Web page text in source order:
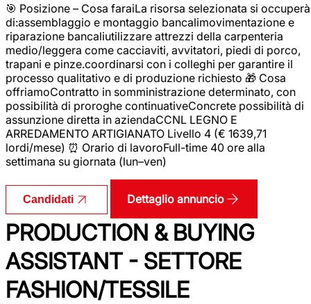
🎯 Posizione – Cosa faraiLa risorsa selezionata si occuperà
di:assemblaggio e montaggio bancalimovimentazione e
riparazione bancaliutilizzare attrezzi della carpenteria
medio/leggera come cacciaviti, avvitatori, piedi di porco,
trapani e pinze.coordinarsi con i colleghi per garantire il
processo qualitativo e di produzione richiesto 🎁 Cosa
offriamoContratto in somministrazione determinato, con
possibilità di proroghe continuativeConcrete possibilità di
assunzione diretta in aziendaCCNL LEGNO E
ARREDAMENTO ARTIGIANATO Livello 4 (€ 1639,71
lordi/mese) ⏰ Orario di lavoroFull-time 40 ore alla
settimana su giornata (lun–ven)
Candidati Dettaglio annuncio
PRODUCTION & BUYING
ASSISTANT - SETTORE
FASHION/TESSILE